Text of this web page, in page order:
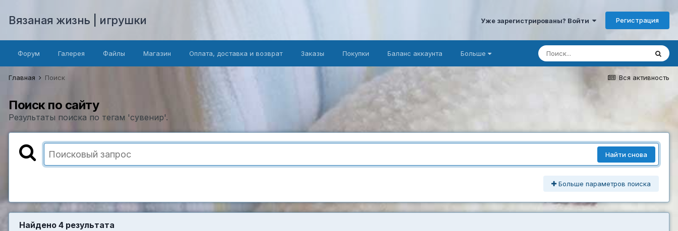
Вязаная жизнь | игрушки Уже зарегистрированы? Войти Регистрация
Форум Галерея Файлы Магазин Оплата, доставка и возврат Заказы Покупки Баланс аккаунта Больше
Вся активность
Главная Поиск
Поиск по сайту
Результаты поиска по тегам 'сувенир'.
Найти снова
Больше параметров поиска
Найдено 4 результата